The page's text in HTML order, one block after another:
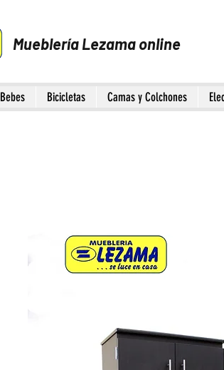
Mueblería Lezama online
Bebes Bicicletas Camas y Colchones